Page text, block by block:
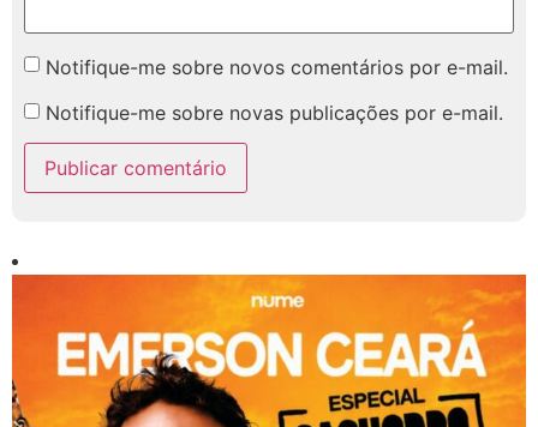
Notifique-me sobre novos comentários por e-mail.
Notifique-me sobre novas publicações por e-mail.